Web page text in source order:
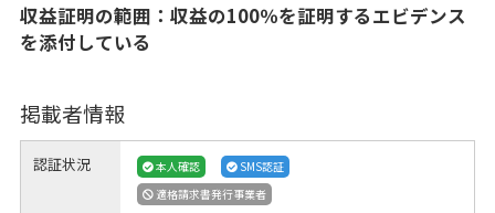
収益証明の範囲：収益の100％を証明するエビデンス
を添付している
掲載者情報
認証状況 本人確認
SMS認証
適格請求書発行事業者